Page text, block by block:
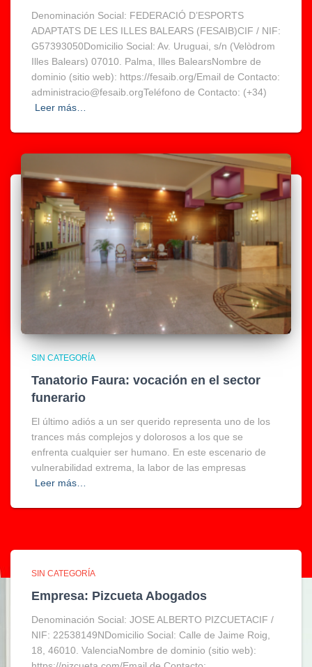
Denominación Social: FEDERACIÓ D’ESPORTS
ADAPTATS DE LES ILLES BALEARS (FESAIB)CIF / NIF:
G57393050Domicilio Social: Av. Uruguai, s/n (Velòdrom
Illes Balears) 07010. Palma, Illes BalearsNombre de
dominio (sitio web): https://fesaib.org/Email de Contacto:
administracio@fesaib.orgTeléfono de Contacto: (+34)
Leer más…
SIN CATEGORÍA
Tanatorio Faura: vocación en el sector
funerario
El último adiós a un ser querido representa uno de los
trances más complejos y dolorosos a los que se
enfrenta cualquier ser humano. En este escenario de
vulnerabilidad extrema, la labor de las empresas
Leer más…
SIN CATEGORÍA
Empresa: Pizcueta Abogados
Denominación Social: JOSE ALBERTO PIZCUETACIF /
NIF: 22538149NDomicilio Social: Calle de Jaime Roig,
18, 46010. ValenciaNombre de dominio (sitio web):